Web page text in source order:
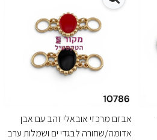
אבזם מרכזי אובאלי זהב עם אבן
אדומה/שחורה לבגדי ים ושמלות ערב